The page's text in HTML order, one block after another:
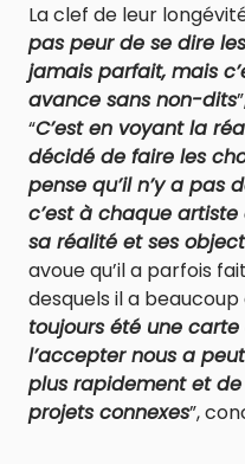
La clef de leur
pas peur de se dire
jamais parfait, mais
avance sans non-dits
“C’est en voyant la
décidé de faire les
pense qu’il n’y a pas
c’est à chaque
sa réalité et ses
avoue qu’il a parfois
desquels il a beaucoup
toujours été une
l’accepter nous a
plus rapidement et
projets connexes”,